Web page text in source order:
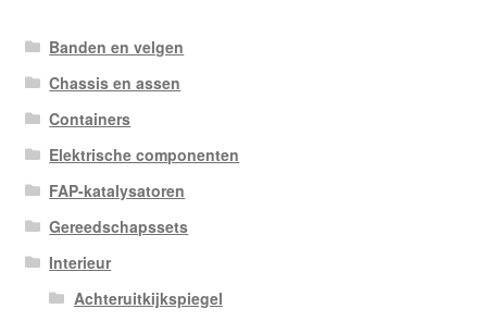
Banden en velgen
Chassis en assen
Containers
Elektrische componenten
FAP-katalysatoren
Gereedschapssets
Interieur
Achteruitkijkspiegel